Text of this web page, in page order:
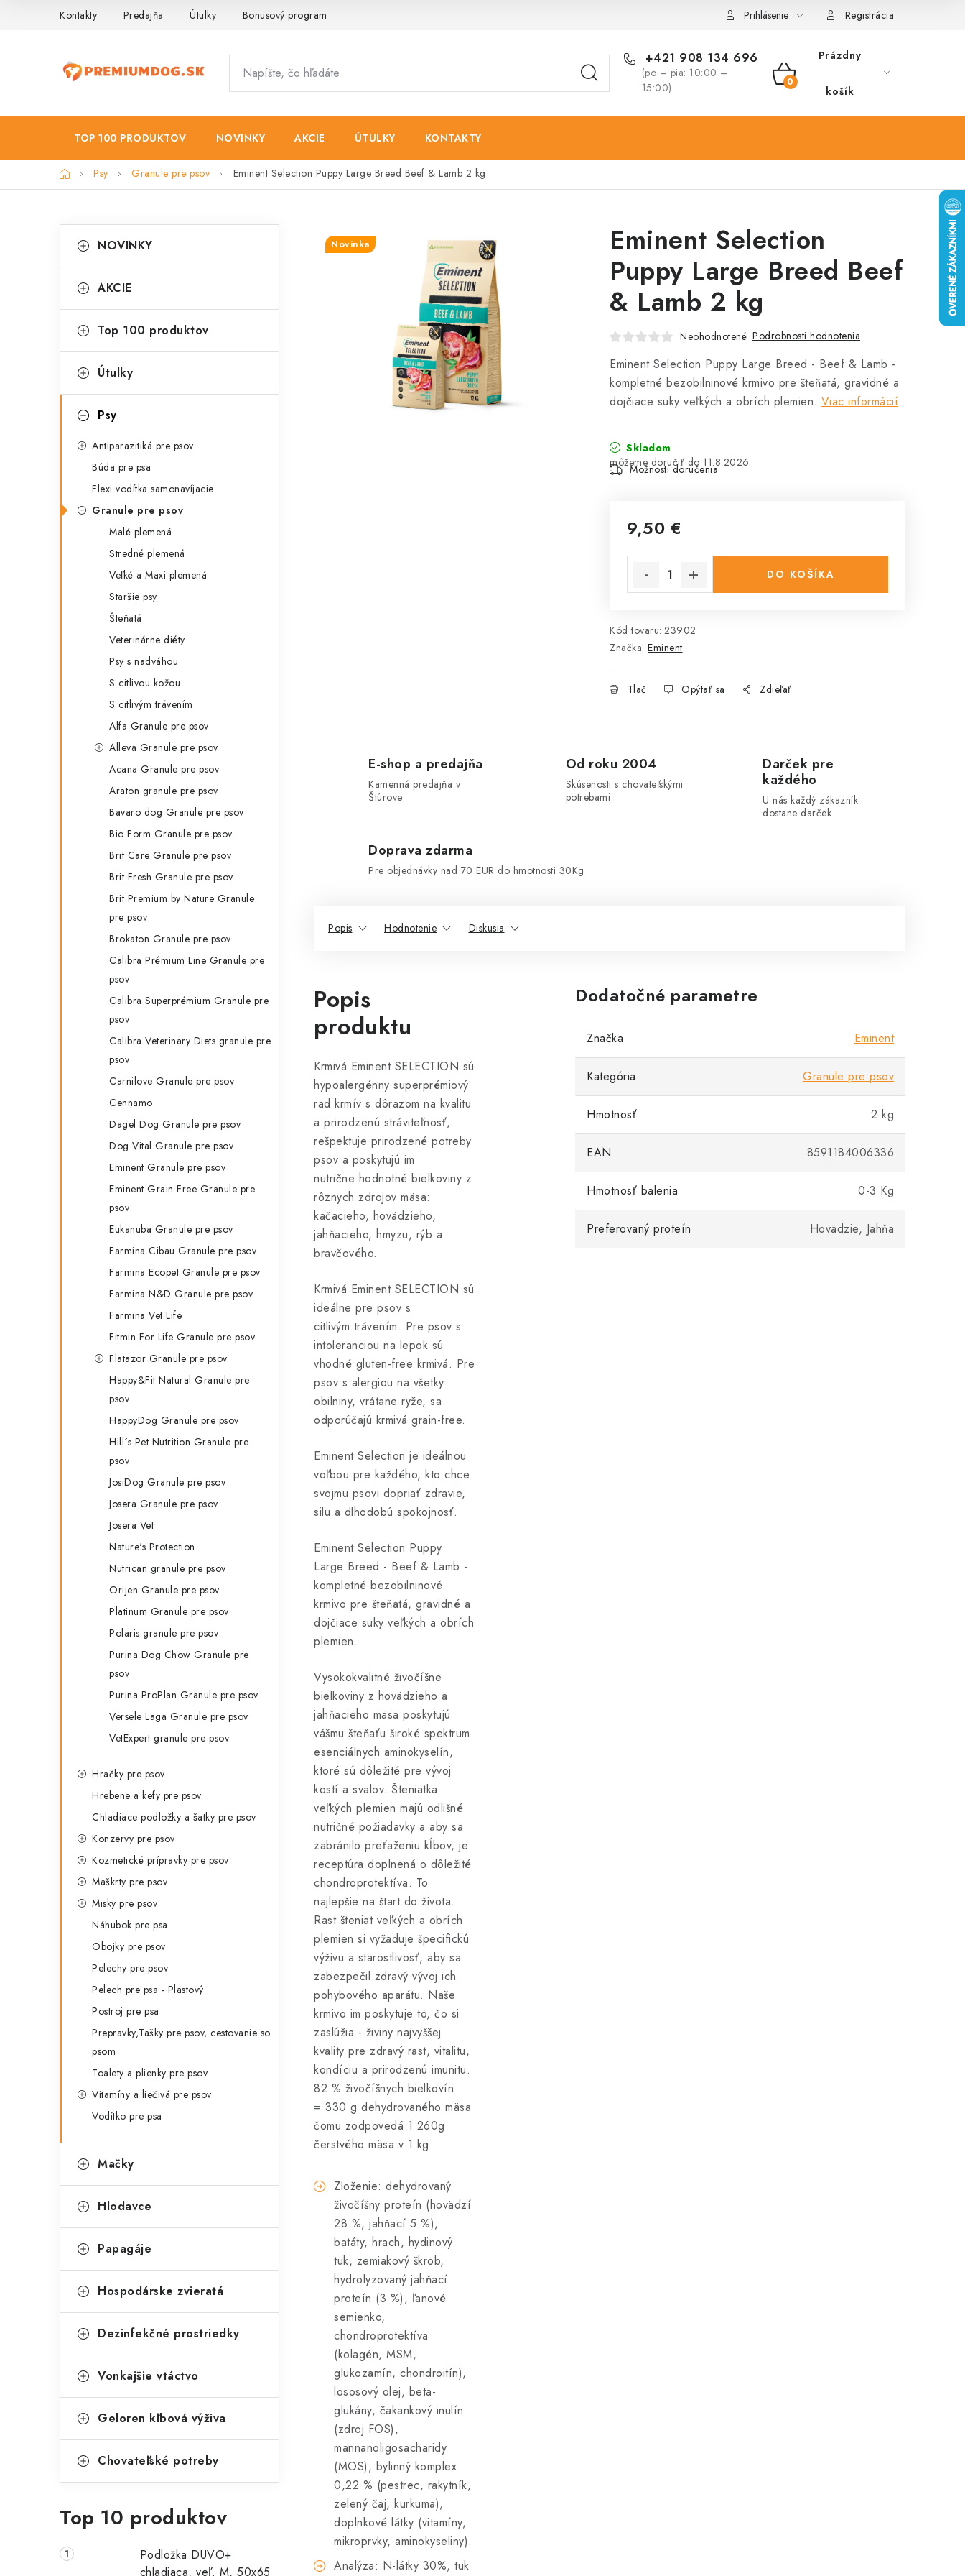
Kontakty Predajňa Útulky Bonusový program Prihlásenie Registrácia
+421 908 134 696
(po – pia: 10:00 –
15:00)
NÁKUPNÝ
Prázdny
košík
TOP 100 PRODUKTOV NOVINKY AKCIE ÚTULKY KONTAKTY
DomovPsy Granule pre psov Eminent Selection Puppy Large Breed Beef & Lamb 2 kg
o
n
ý
a
kategórie
a
e
ó
i
NOVINKY
AKCIE
Top 100 produktov
Útulky
Psy
Antiparazitiká pre psov
Búda pre psa
Flexi vodítka samonavíjacie
Granule pre psov
Malé plemená
Stredné plemená
Veľké a Maxi plemená
Staršie psy
Šteňatá
Veterinárne diéty
Psy s nadváhou
S citlivou kožou
S citlivým trávením
Alfa Granule pre psov
Alleva Granule pre psov
Acana Granule pre psov
Araton granule pre psov
Bavaro dog Granule pre psov
Bio Form Granule pre psov
Brit Care Granule pre psov
Brit Fresh Granule pre psov
Brit Premium by Nature Granule
pre psov
Brokaton Granule pre psov
Calibra Prémium Line Granule pre
psov
Calibra Superprémium Granule pre
psov
Calibra Veterinary Diets granule pre
psov
Carnilove Granule pre psov
Cennamo
Dagel Dog Granule pre psov
Dog Vital Granule pre psov
Eminent Granule pre psov
Eminent Grain Free Granule pre
psov
Eukanuba Granule pre psov
Farmina Cibau Granule pre psov
Farmina Ecopet Granule pre psov
Farmina N&D Granule pre psov
Farmina Vet Life
Fitmin For Life Granule pre psov
Flatazor Granule pre psov
Happy&Fit Natural Granule pre
psov
HappyDog Granule pre psov
Hill´s Pet Nutrition Granule pre
psov
JosiDog Granule pre psov
Josera Granule pre psov
Josera Vet
Nature's Protection
Nutrican granule pre psov
Orijen Granule pre psov
Platinum Granule pre psov
Polaris granule pre psov
Purina Dog Chow Granule pre
psov
Purina ProPlan Granule pre psov
Versele Laga Granule pre psov
VetExpert granule pre psov
Hračky pre psov
Hrebene a kefy pre psov
Chladiace podložky a šatky pre psov
Konzervy pre psov
Kozmetické prípravky pre psov
Maškrty pre psov
Misky pre psov
Náhubok pre psa
Obojky pre psov
Pelechy pre psov
Pelech pre psa - Plastový
Postroj pre psa
Prepravky,Tašky pre psov, cestovanie so
psom
Toalety a plienky pre psov
Vitamíny a liečivá pre psov
Vodítko pre psa
Mačky
Hlodavce
Papagáje
Hospodárske zvieratá
Dezinfekčné prostriedky
Vonkajšie vtáctvo
Geloren kľbová výživa
Chovateľské potreby
Top 10 produktov
Podložka DUVO+
chladiaca, veľ. M, 50x65
Eminent Selection
Puppy Large Breed Beef
& Lamb 2 kg
Neohodnotené Podrobnosti hodnotenia
Eminent Selection Puppy Large Breed - Beef & Lamb -
kompletné bezobilninové krmivo pre šteňatá, gravidné a
dojčiace suky veľkých a obrích plemien. Viac informácií
Skladom
11.8.2026
Možnosti doručenia
9,50 €
DO KOŠÍKA
Kód tovaru: 23902
Značka: Eminent
Tlač Opýtať sa Zdieľať
Novinka
E-shop a predajňa
Kamenná predajňa v
Štúrove
Od roku 2004
Skúsenosti s chovateľskými
potrebami
Darček pre
každého
U nás každý zákazník
dostane darček
Doprava zdarma
Pre objednávky nad 70 EUR do hmotnosti 30Kg
Popis Hodnotenie Diskusia
Popis
produktu
Krmivá Eminent SELECTION sú
hypoalergénny superprémiový
rad krmív s dôrazom na kvalitu
a prirodzenú stráviteľnosť,
rešpektuje prirodzené potreby
psov a poskytujú im
nutrične hodnotné bielkoviny z
rôznych zdrojov mäsa:
kačacieho, hovädzieho,
jahňacieho, hmyzu, rýb a
bravčového.
Krmivá Eminent SELECTION sú
ideálne pre psov s
citlivým trávením. Pre psov s
intoleranciou na lepok sú
vhodné gluten-free krmivá. Pre
psov s alergiou na všetky
obilniny, vrátane ryže, sa
odporúčajú krmivá grain-free.
Eminent Selection je ideálnou
voľbou pre každého, kto chce
svojmu psovi dopriať zdravie,
silu a dlhodobú spokojnosť.
Eminent Selection Puppy
Large Breed - Beef & Lamb -
kompletné bezobilninové
krmivo pre šteňatá, gravidné a
dojčiace suky veľkých a obrích
plemien.
Vysokokvalitné živočíšne
bielkoviny z hovädzieho a
jahňacieho mäsa poskytujú
vášmu šteňaťu široké spektrum
esenciálnych aminokyselín,
ktoré sú dôležité pre vývoj
kostí a svalov. Šteniatka
veľkých plemien majú odlišné
nutričné požiadavky a aby sa
zabránilo preťaženiu kĺbov, je
receptúra doplnená o dôležité
chondroprotektíva. To
najlepšie na štart do života.
Rast šteniat veľkých a obrích
plemien si vyžaduje špecifickú
výživu a starostlivosť, aby sa
zabezpečil zdravý vývoj ich
pohybového aparátu. Naše
krmivo im poskytuje to, čo si
zaslúžia - živiny najvyššej
kvality pre zdravý rast, vitalitu,
kondíciu a prirodzenú imunitu.
82 % živočíšnych bielkovín
= 330 g dehydrovaného mäsa
čomu zodpovedá 1 260g
čerstvého mäsa v 1 kg
Zloženie: dehydrovaný
živočíšny proteín (hovädzí
28 %, jahňací 5 %),
batáty, hrach, hydinový
tuk, zemiakový škrob,
hydrolyzovaný jahňací
proteín (3 %), ľanové
semienko,
chondroprotektíva
(kolagén, MSM,
glukozamín, chondroitín),
lososový olej, beta-
glukány, čakankový inulín
(zdroj FOS),
mannanoligosacharidy
(MOS), bylinný komplex
0,22 % (pestrec, rakytník,
zelený čaj, kurkuma),
doplnkové látky (vitamíny,
mikroprvky, aminokyseliny).
Analýza: N-látky 30%, tuk
Dodatočné parametre
Značka Eminent
Kategória Granule pre psov
Hmotnosť 2 kg
EAN 8591184006336
Hmotnosť balenia 0-3 Kg
Preferovaný proteín Hovädzie, Jahňa